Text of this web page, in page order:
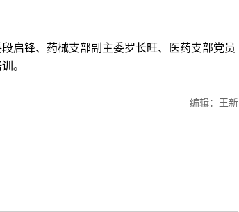
锋、药械支部副主委罗长旺、医药支部党员
。
编辑：王新